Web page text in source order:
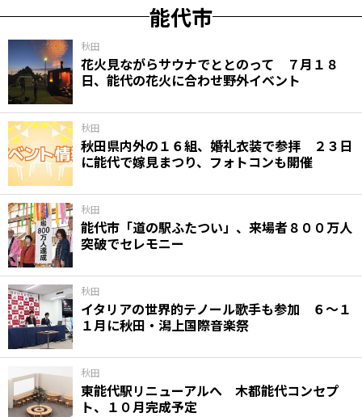
能代市
秋田
花火見ながらサウナでととのって ７月１８
日、能代の花火に合わせ野外イベント
秋田
秋田県内外の１６組、婚礼衣装で参拝 ２３日
に能代で嫁見まつり、フォトコンも開催
秋田
能代市「道の駅ふたつい」、来場者８００万人
突破でセレモニー
秋田
イタリアの世界的テノール歌手も参加 ６～１
１月に秋田・潟上国際音楽祭
秋田
東能代駅リニューアルへ 木都能代コンセプ
ト、１０月完成予定